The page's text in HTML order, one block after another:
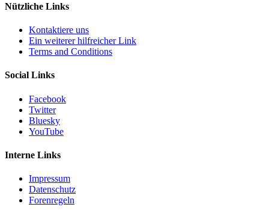
Nützliche Links
Kontaktiere uns
Ein weiterer hilfreicher Link
Terms and Conditions
Social Links
Facebook
Twitter
Bluesky
YouTube
Interne Links
Impressum
Datenschutz
Forenregeln